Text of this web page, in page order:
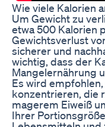
Wie viele Kalorien
Um Gewicht zu
etwa 500 Kalorien
Gewichtsverlust
sicherer und
wichtig, dass der
Mangelernährung
Es wird
konzentrieren, die
magerem Eiweiß
Ihrer